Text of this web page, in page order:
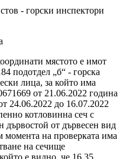
- горски инспектори
мястото е имот
подотдел „б“ - горска
лица, за който има
от 21.06.2022 година
24.06.2022 до 16.07.2022
котловинна сеч с
дървостой от дървесен вид
момента на проверката има
на сечище